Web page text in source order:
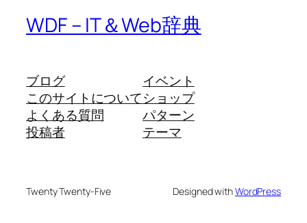
WDF – IT＆Web辞典
ブログ
このサイトについて
よくある質問
投稿者
イベント
ショップ
パターン
テーマ
Twenty Twenty-Five Designed withWordPress